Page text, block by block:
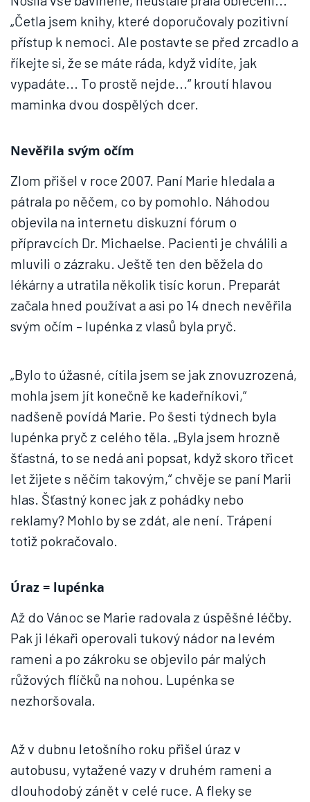
„Četla jsem knihy, které doporučovaly pozitivní
přístup k nemoci. Ale postavte se před zrcadlo a
říkejte si, že se máte ráda, když vidíte, jak
vypadáte... To prostě nejde...“ kroutí hlavou
maminka dvou dospělých dcer.
Nevěřila svým očím
Zlom přišel v roce 2007. Paní Marie hledala a
pátrala po něčem, co by pomohlo. Náhodou
objevila na internetu diskuzní fórum o
přípravcích Dr. Michaelse. Pacienti je chválili a
mluvili o zázraku. Ještě ten den běžela do
lékárny a utratila několik tisíc korun. Preparát
začala hned používat a asi po 14 dnech nevěřila
svým očím – lupénka z vlasů byla pryč.
„Bylo to úžasné, cítila jsem se jak znovuzrozená,
mohla jsem jít konečně ke kadeřníkovi,“
nadšeně povídá Marie. Po šesti týdnech byla
lupénka pryč z celého těla. „Byla jsem hrozně
šťastná, to se nedá ani popsat, když skoro třicet
let žijete s něčím takovým,“ chvěje se paní Marii
hlas. Šťastný konec jak z pohádky nebo
reklamy? Mohlo by se zdát, ale není. Trápení
totiž pokračovalo.
Úraz = lupénka
Až do Vánoc se Marie radovala z úspěšné léčby.
Pak ji lékaři operovali tukový nádor na levém
rameni a po zákroku se objevilo pár malých
růžových flíčků na nohou. Lupénka se
nezhoršovala.
Až v dubnu letošního roku přišel úraz v
autobusu, vytažené vazy v druhém rameni a
dlouhodobý zánět v celé ruce. A fleky se